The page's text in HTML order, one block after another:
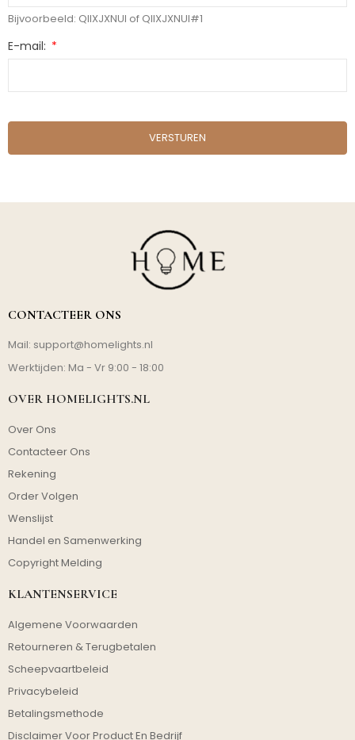
Bijvoorbeeld: QIIXJXNUI of QIIXJXNUI#1
E-mail:
VERSTUREN
CONTACTEER ONS
Mail: support@homelights.nl
Werktijden: Ma - Vr 9:00 - 18:00
OVER HOMELIGHTS.NL
Over Ons
Contacteer Ons
Rekening
Order Volgen
Wenslijst
Handel en Samenwerking
Copyright Melding
KLANTENSERVICE
Algemene Voorwaarden
Retourneren & Terugbetalen
Scheepvaartbeleid
Privacybeleid
Betalingsmethode
Disclaimer Voor Product En Bedrijf